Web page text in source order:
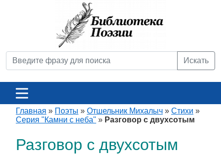
Искать
Главная » Поэты » Отшельник Михалыч » Стихи »
Серия "Камни с неба" » Разговор с двухсотым
Разговор с двухсотым